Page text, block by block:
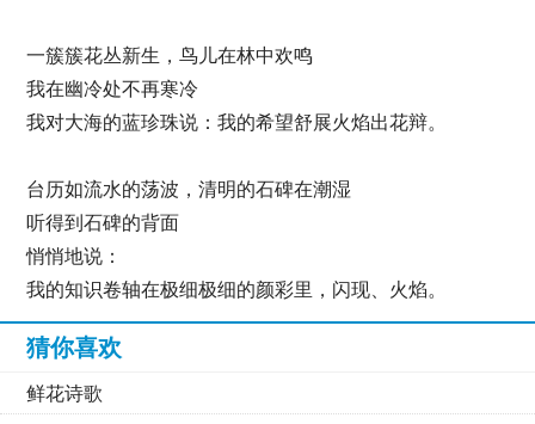
一簇簇花丛新生，鸟儿在林中欢鸣
我在幽冷处不再寒冷
我对大海的蓝珍珠说：我的希望舒展火焰出花辩。
台历如流水的荡波，清明的石碑在潮湿
听得到石碑的背面
悄悄地说：
我的知识卷轴在极细极细的颜彩里，闪现、火焰。
猜你喜欢
鲜花诗歌